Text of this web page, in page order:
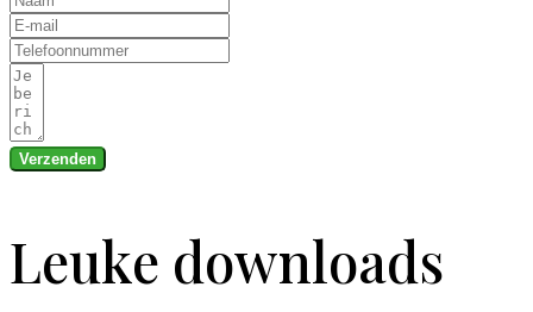
Verzenden
Leuke downloads